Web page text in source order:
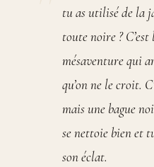
tu as utilisé de la
toute noire ? C’est
mésaventure qui
qu’on ne le croit.
mais une bague
se nettoie bien et
son éclat.